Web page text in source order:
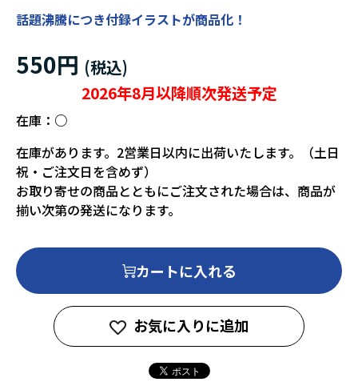
話題沸騰につき付録イラストが商品化！
550円
2026年8月以降順次発送予定
在庫： ○
在庫があります。2営業日以内に出荷いたします。（土日
祝・ご注文日を含めず）
お取り寄せの商品とともにご注文された場合は、商品が
揃い次第の発送になります。
カートに入れる
お気に入りに追加